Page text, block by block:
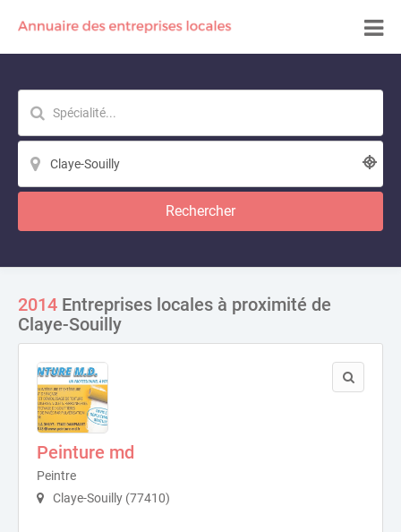
Rechercher
2014 Entreprises locales à proximité de
Claye-Souilly
Peinture md
Peintre
Claye-Souilly (77410)